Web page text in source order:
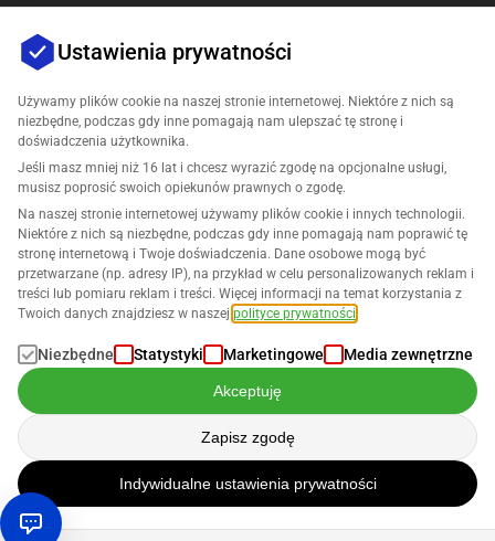
Firma
Wsparcie
Rozwiązania dla Amazon
Dane są przetwarzane zgodnie z nasząPolityką Prywatności
Copyright © 2026 SELLERLOGIC. Wszelkie prawa zastrzeżone
Ustawienia prywatności
Używamy plików cookie na naszej stronie internetowej. Niektóre z nich są
niezbędne, podczas gdy inne pomagają nam ulepszać tę stronę i
doświadczenia użytkownika.
Jeśli masz mniej niż 16 lat i chcesz wyrazić zgodę na opcjonalne usługi,
musisz poprosić swoich opiekunów prawnych o zgodę.
Na naszej stronie internetowej używamy plików cookie i innych technologii.
Niektóre z nich są niezbędne, podczas gdy inne pomagają nam poprawić tę
stronę internetową i Twoje doświadczenia. Dane osobowe mogą być
przetwarzane (np. adresy IP), na przykład w celu personalizowanych reklam i
treści lub pomiaru reklam i treści. Więcej informacji na temat korzystania z
Twoich danych znajdziesz w naszej polityce prywatności
Niezbędne Statystyki Marketingowe Media zewnętrzne
Akceptuję
Zapisz zgodę
Indywidualne ustawienia prywatności